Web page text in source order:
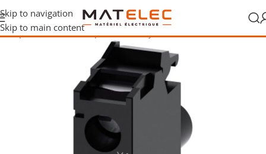
Skip to navigation
Skip to main contentet boutons-poussoirs/Voyants et témoins lumineux